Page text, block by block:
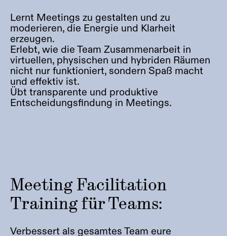
Lernt Meetings zu gestalten und zu
moderieren, die Energie und Klarheit
erzeugen.
Erlebt, wie die Team Zusammenarbeit in
virtuellen, physischen und hybriden Räumen
nicht nur funktioniert, sondern Spaß macht
und effektiv ist.
Übt transparente und produktive
Entscheidungsfindung in Meetings.
Meeting Facilitation
Training für Teams:
Verbessert als gesamtes Team eure